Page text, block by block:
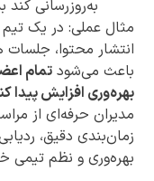
به‌روزرسانی
مثال عملی: در یک تیم
انتشار محتوا،
باعث می‌شود تمام
بهره‌وری افزایش پیدا
مدیران حرفه‌ای از
زمان‌بندی دقیق،
بهره‌وری و نظم تیمی